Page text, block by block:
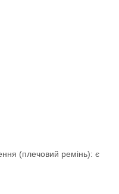
(плечовий ремінь): є